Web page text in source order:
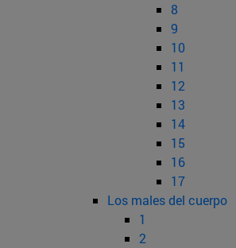
8
9
10
11
12
13
14
15
16
17
Los males del cuerpo
1
2